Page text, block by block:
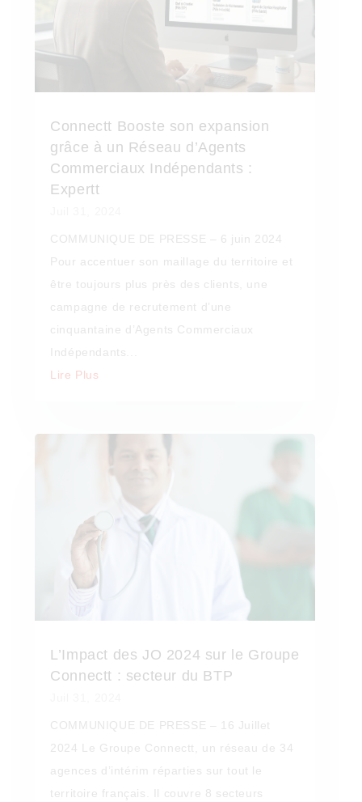
Connectt Booste son expansion
grâce à un Réseau d’Agents
Commerciaux Indépendants :
Expertt
COMMUNIQUE DE PRESSE – 6 juin 2024
Pour accentuer son maillage du territoire et
être toujours plus près des clients, une
campagne de recrutement d’une
cinquantaine d’Agents Commerciaux
Indépendants...
Lire Plus
L’Impact des JO 2024 sur le Groupe
Connectt : secteur du BTP
COMMUNIQUE DE PRESSE – 16 Juillet
2024 Le Groupe Connectt, un réseau de 34
agences d’intérim réparties sur tout le
territoire français. Il couvre 8 secteurs